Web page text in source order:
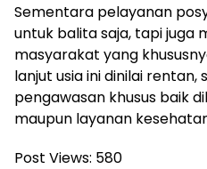
Sementara pelayanan
untuk balita saja, tapi juga
masyarakat yang
lanjut usia ini dinilai rentan,
pengawasan khusus baik
maupun layanan
Post Views: 580